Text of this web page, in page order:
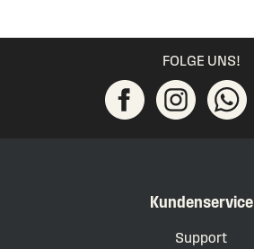
FOLGE UNS!
Kundenservice
Support